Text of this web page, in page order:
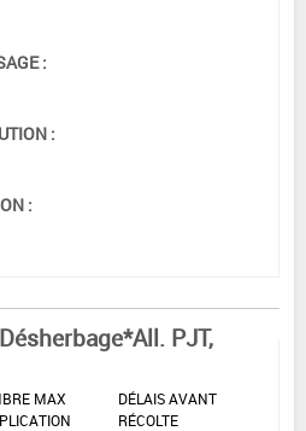
:
:
:
PJT,
MAX
DÉLAIS AVANT
RÉCOLTE